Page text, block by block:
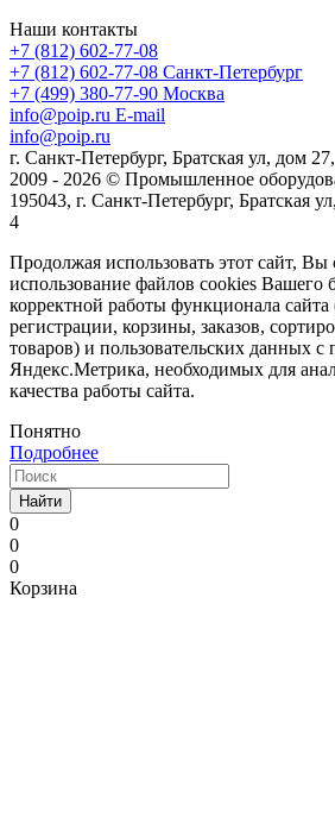
Наши контакты
+7 (812) 602-77-08
+7 (812) 602-77-08 Санкт-Петербург
+7 (499) 380-77-90 Москва
info@poip.ru E-mail
info@poip.ru
г. Санкт-Петербург, Братская ул, дом
2009 - 2026 © Промышленное
195043, г. Санкт-Петербург, Братская
4
Продолжая использовать этот сайт, Вы
использование файлов cookies Вашего
корректной работы функционала сайта
регистрации, корзины, заказов,
товаров) и пользовательских данных
Яндекс.Метрика, необходимых для
качества работы сайта.
Понятно
Подробнее
Найти
0
0
0
Корзина